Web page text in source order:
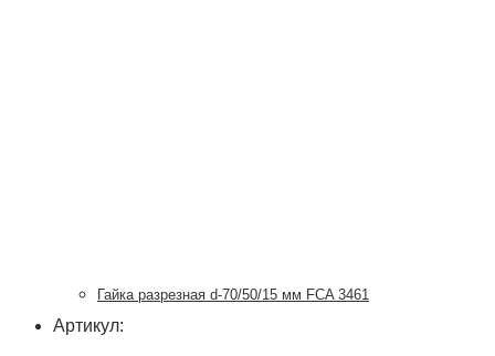
Гайка разрезная d-70/50/15 мм FCA 3461
Артикул: